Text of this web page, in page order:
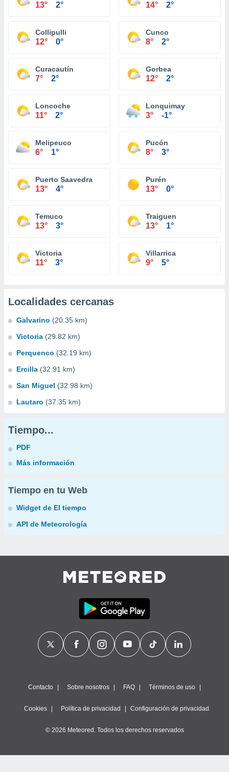
13° 2° 14° 2°
Collipulli
12° 0°
Cunco
8° 2°
Curacautín
7° 2°
Gorbea
12° 2°
Loncoche
11° 2°
Lonquimay
3° -1°
Melipeuco
6° 1°
Pucón
8° 3°
Puerto Saavedra
13° 4°
Purén
13° 0°
Temuco
13° 3°
Traiguen
13° 1°
Victoria
11° 3°
Villarrica
9° 5°
Localidades cercanas
Galvarino (20.35 km)
Victoria (29.82 km)
Perquenco (32.19 km)
Ercilla (32.91 km)
San Miguel (32.98 km)
Lautaro (37.35 km)
Tiempo...
PDF
Más información
Tiempo en tu Web
Widget de El tiempo
API de Meteorología
Contacto Sobre nosotros FAQ Términos de uso
Cookies Política de privacidad Configuración de privacidad
© 2026 Meteored. Todos los derechos reservados